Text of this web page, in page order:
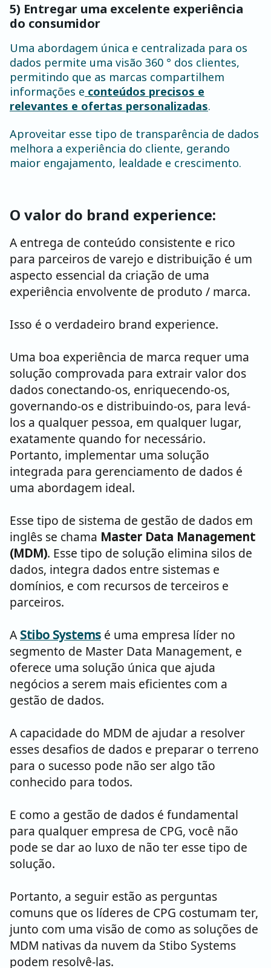
5) Entregar uma excelente experiência
do consumidor
Uma abordagem única e centralizada para os
dados permite uma visão 360 ° dos clientes,
permitindo que as marcas compartilhem
informações e conteúdos precisos e
relevantes e ofertas personalizadas.
Aproveitar esse tipo de transparência de dados
melhora a experiência do cliente, gerando
maior engajamento, lealdade e crescimento.
O valor do brand experience:
A entrega de conteúdo consistente e rico
para parceiros de varejo e distribuição é um
aspecto essencial da criação de uma
experiência envolvente de produto / marca.
Isso é o verdadeiro brand experience.
Uma boa experiência de marca requer uma
solução comprovada para extrair valor dos
dados conectando-os, enriquecendo-os,
governando-os e distribuindo-os, para levá-
los a qualquer pessoa, em qualquer lugar,
exatamente quando for necessário.
Portanto, implementar uma solução
integrada para gerenciamento de dados é
uma abordagem ideal.
Esse tipo de sistema de gestão de dados em
inglês se chama Master Data Management
(MDM). Esse tipo de solução elimina silos de
dados, integra dados entre sistemas e
domínios, e com recursos de terceiros e
parceiros.
A Stibo Systems é uma empresa líder no
segmento de Master Data Management, e
oferece uma solução única que ajuda
negócios a serem mais eficientes com a
gestão de dados.
A capacidade do MDM de ajudar a resolver
esses desafios de dados e preparar o terreno
para o sucesso pode não ser algo tão
conhecido para todos.
E como a gestão de dados é fundamental
para qualquer empresa de CPG, você não
pode se dar ao luxo de não ter esse tipo de
solução.
Portanto, a seguir estão as perguntas
comuns que os líderes de CPG costumam ter,
junto com uma visão de como as soluções de
MDM nativas da nuvem da Stibo Systems
podem resolvê-las.